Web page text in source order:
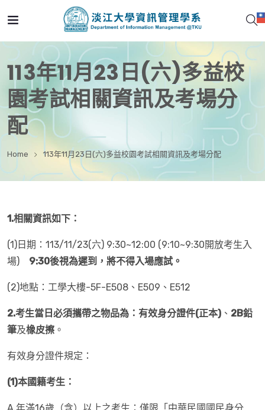
113年11月23日(六)多益校
園考試相關資訊及考場分
配
Home 113年11月23日(六)多益校園考試相關資訊及考場分配
1.相關資訊如下：
(1)日期：113/11/23(六) 9:30~12:00 (9:10~9:30開放考生入
場) 9:30後視為遲到，將不得入場應試。
(2)地點：工學大樓-5F-E508、E509、E512
2.考生當日必須攜帶之物品為：有效身分證件(正本) 、 2B鉛
筆及橡皮擦 。
有效身分證件規定：
(1)本國籍考生：